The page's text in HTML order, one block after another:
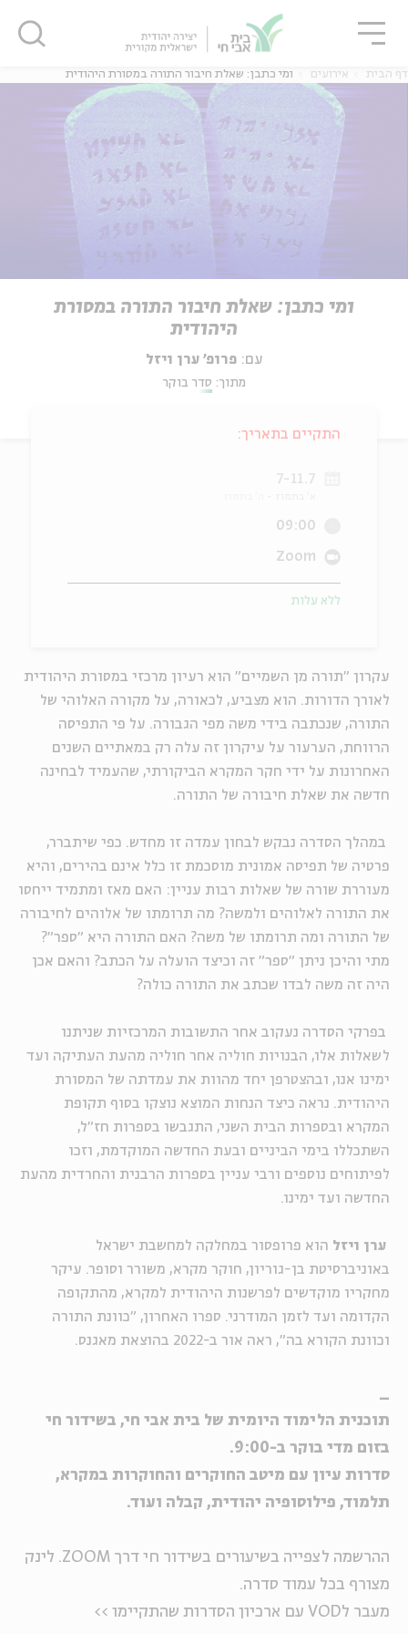
דף הבית אירועים ומי כתבן: שאלת חיבור התורה במסורת היהודית
ומי כתבן: שאלת חיבור התורה במסורת
היהודית
עם: פרופ' ערן ויזל
מתוך: סדר בוקר
עקרון "תורה מן השמיים" הוא רעיון מרכזי במסורת היהודית
לאורך הדורות. הוא מצביע, לכאורה, על מקורה האלוהי של
התורה, שנכתבה בידי משה מפי הגבורה. על פי התפיסה
הרווחת, הערעור על עיקרון זה עלה רק במאתיים השנים
האחרונות על ידי חקר המקרא הביקורתי, שהעמיד לבחינה
חדשה את שאלת חיבורה של התורה.
במהלך הסדרה נבקש לבחון עמדה זו מחדש. כפי שיתברר,
פרטיה של תפיסה אמונית מוסכמת זו כלל אינם בהירים, והיא
מעוררת שורה של שאלות רבות עניין: האם מאז ומתמיד ייחסו
את התורה לאלוהים ולמשה? מה תרומתו של אלוהים לחיבורה
של התורה ומה תרומתו של משה? האם התורה היא "ספר"?
מתי והיכן ניתן "ספר" זה וכיצד הועלה על הכתב? והאם אכן
היה זה משה לבדו שכתב את התורה כולה?
בפרקי הסדרה נעקוב אחר התשובות המרכזיות שניתנו
לשאלות אלו, הבנויות חוליה אחר חוליה מהעת העתיקה ועד
ימינו אנו, ובהצטרפן יחד מהוות את עמדתה של המסורת
היהודית. נראה כיצד הנחות המוצא נוצקו בסוף תקופת
המקרא ובספרות הבית השני, התגבשו בספרות חז"ל,
השתכללו בימי הביניים ובעת החדשה המוקדמת, וזכו
לפיתוחים נוספים ורבי עניין בספרות הרבנית והחרדית מהעת
החדשה ועד ימינו.
ערן ויזל הוא פרופסור במחלקה למחשבת ישראל
באוניברסיטת בן-גוריון, חוקר מקרא, משורר וסופר. עיקר
מחקריו מוקדשים לפרשנות היהודית למקרא, מהתקופה
הקדומה ועד לזמן המודרני. ספרו האחרון, "כוונת התורה
וכוונת הקורא בה", ראה אור ב-2022 בהוצאת מאגנס.
_
תוכנית הלימוד היומית של בית אבי חי, בשידור חי
בזום מדי בוקר ב-9:00.
סדרות עיון עם מיטב החוקרים והחוקרות במקרא,
תלמוד, פילוסופיה יהודית, קבלה ועוד.
ההרשמה לצפייה בשיעורים בשידור חי דרך ZOOM. לינק
מצורף בכל עמוד סדרה.
מעבר לVOD עם ארכיון הסדרות שהתקיימו >>
התקיים בתאריך:
7-11.7
09:00
Zoom
ללא עלות
סגור